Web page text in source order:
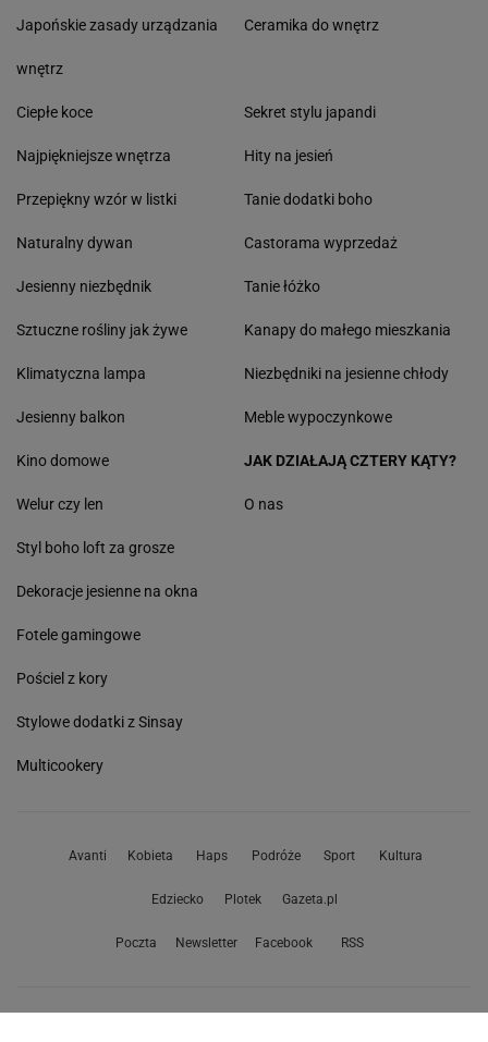
Japońskie zasady urządzania
wnętrz
Ceramika do wnętrz
Ciepłe koce
Najpiękniejsze wnętrza
Przepiękny wzór w listki
Naturalny dywan
Jesienny niezbędnik
Sztuczne rośliny jak żywe
Klimatyczna lampa
Jesienny balkon
Sekret stylu japandi
Hity na jesień
Tanie dodatki boho
Castorama wyprzedaż
Tanie łóżko
Kanapy do małego mieszkania
Niezbędniki na jesienne chłody
Meble wypoczynkowe
Kino domowe
Welur czy len
Styl boho loft za grosze
Dekoracje jesienne na okna
Fotele gamingowe
Pościel z kory
Stylowe dodatki z Sinsay
Multicookery
JAK DZIAŁAJĄ CZTERY KĄTY?
O nas
Avanti Kobieta Haps Podróże Sport Kultura
Edziecko Plotek Gazeta.pl
Poczta Newsletter Facebook RSS